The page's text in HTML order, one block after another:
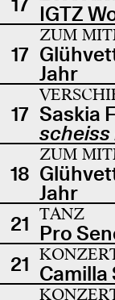
IGTZ
17
ZUM
Jahr
17 Saskia
18
ZUM
Jahr
21 TANZ
Pro
21 Camilla